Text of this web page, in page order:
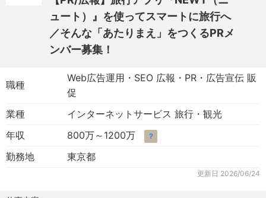
ュート）』を使ってスマートに旅行へ
／そんな「あたりまえ」をつくるPRメ
ンバー募集！
職種
Web広告運用・SEO 広報・PR・広告宣伝 販
促
業種
インターネットサービス 旅行・観光
年収
800万～1200万 ？
勤務地 東京都
更新日 2026/06/24